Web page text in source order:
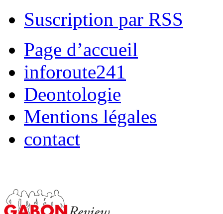
Suscription par RSS
Page d’accueil
inforoute241
Deontologie
Mentions légales
contact